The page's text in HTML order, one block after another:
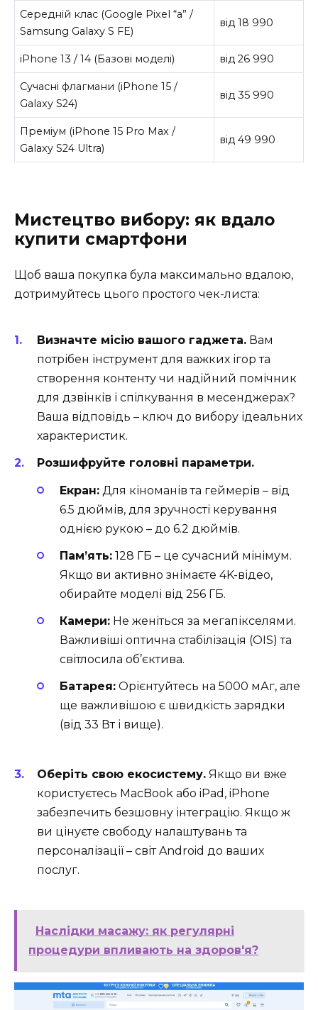
Середній клас (Google Pixel “a” /
Samsung Galaxy S FE)
від 18 990
iPhone 13 / 14 (Базові моделі) від 26 990
Сучасні флагмани (iPhone 15 /
Galaxy S24)
від 35 990
Преміум (iPhone 15 Pro Max /
Galaxy S24 Ultra)
від 49 990
Мистецтво вибору: як вдало
купити смартфони
Щоб ваша покупка була максимально вдалою,
дотримуйтесь цього простого чек-листа:
Визначте місію вашого гаджета. Вам
потрібен інструмент для важких ігор та
створення контенту чи надійний помічник
для дзвінків і спілкування в месенджерах?
Ваша відповідь – ключ до вибору ідеальних
характеристик.
Розшифруйте головні параметри.
Екран: Для кіноманів та геймерів – від
6.5 дюймів, для зручності керування
однією рукою – до 6.2 дюймів.
Пам’ять: 128 ГБ – це сучасний мінімум.
Якщо ви активно знімаєте 4K-відео,
обирайте моделі від 256 ГБ.
Камери: Не женіться за мегапікселями.
Важливіші оптична стабілізація (OIS) та
світлосила об’єктива.
Батарея: Орієнтуйтесь на 5000 мАг, але
ще важливішою є швидкість зарядки
(від 33 Вт і вище).
Оберіть свою екосистему. Якщо ви вже
користуєтесь MacBook або iPad, iPhone
забезпечить безшовну інтеграцію. Якщо ж
ви цінуєте свободу налаштувань та
персоналізації – світ Android до ваших
послуг.
Наслідки масажу: як регулярні
процедури впливають на здоров'я?